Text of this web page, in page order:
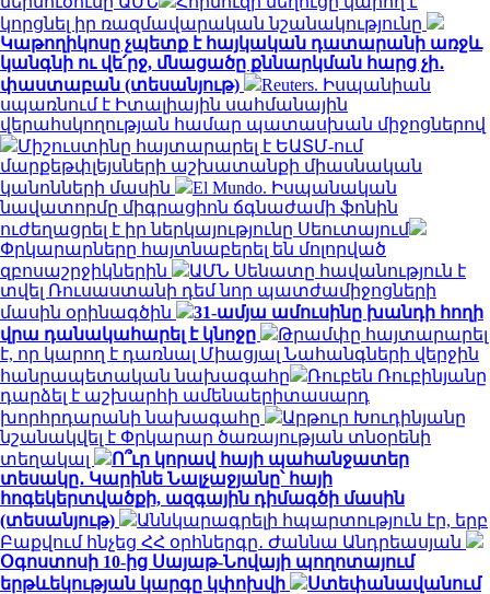
կորցնել իր ռազմավարական նշանակությունը
Կաթողիկոսը չպետք է հայկական դատարանի առջև
կանգնի ու վե՛րջ, մնացածը քննարկման հարց չի․
փաստաբան (տեսանյութ)
Reuters. Իսպանիան
սպառնում է Իտալիային սահմանային
վերահսկողության համար պատասխան միջոցներով
Միշուստինը հայտարարել է ԵԱՏՄ-ում
մարքեթփլեյսների աշխատանքի միասնական
կանոնների մասին
El Mundo. Իսպանական
նավատորմը միգրացիոն ճգնաժամի ֆոնին
ուժեղացրել է իր ներկայությունը Սեուտայում
Փրկարարները հայտնաբերել են մոլորված
զբոսաշրջիկներին
ԱՄՆ Սենատը հավանություն է
տվել Ռուսաստանի դեմ նոր պատժամիջոցների
մասին օրինագծին
31-ամյա ամուսինը խանդի հողի
վրա դանակահարել է կնոջը
Թրամփը հայտարարել
է, որ կարող է դառնալ Միացյալ Նահանգների վերջին
հանրապետական ​​նախագահը
Ռուբեն Ռուբինյանը
դարձել է աշխարհի ամենաերիտասարդ
խորհրդարանի նախագահը
Արթուր Խուդինյանը
նշանակվել է Փրկարար ծառայության տնօրենի
տեղակալ
Ո՞ւր կորավ հայի պահանջատեր
տեսակը․ Կարինե Նալչաջյանը՝ հայի
հոգեկերտվածքի, ազգային դիմագծի մասին
(տեսանյութ)
Աննկարագրելի հպարտություն էր, երբ
Բաքվում հնչեց ՀՀ օրհներգը․ Ժաննա Անդրեասյան
Օգոստոսի 10-ից Սայաթ-Նովայի պողոտայում
երթևեկության կարգը կփոխվի
Ստեփանավանում